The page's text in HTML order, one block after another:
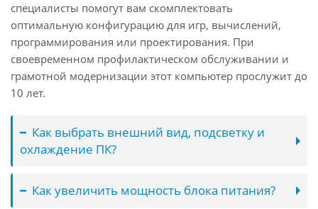
специалисты помогут вам скомплектовать
оптимальную конфигурацию для игр, вычислений,
программирования или проектирования. При
своевременном профилактическом обслуживании и
грамотной модернизации этот компьютер прослужит до
10 лет.
Как выбрать внешний вид, подсветку и
охлаждение ПК?
Как увеличить мощность блока питания?